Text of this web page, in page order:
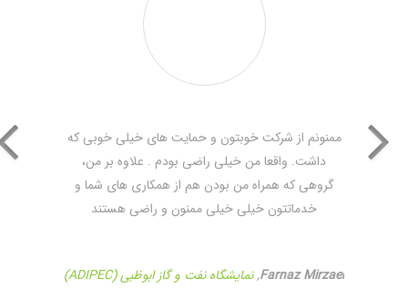
ممنونم از شرکت خوبتون و حمایت های خیلی خوبی که
داشت. واقعا من خیلی راضی بودم . علاوه بر من،
گروهی که همراه من بودن هم از همکاری های شما و
خدماتتون خیلی خیلی ممنون و راضی هستند
Farnaz Mirzaei
,نمایشگاه نفت و گاز ابوظبی (ADIPEC)